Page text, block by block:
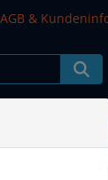
AGB &